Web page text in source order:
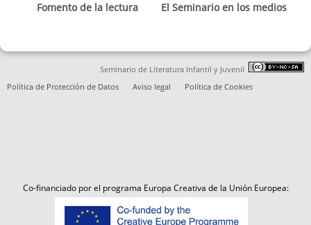
Fomento de la lectura El Seminario en los medios
Seminario de Literatura Infantil y Juvenil
Política de Protección de Datos
Aviso legal Política de Cookies
Co-financiado por el programa Europa Creativa de la Unión Europea: